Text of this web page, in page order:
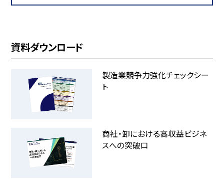
資料ダウンロード
製造業競争力強化チェックシー
ト
商社・卸における高収益ビジネ
スへの突破口